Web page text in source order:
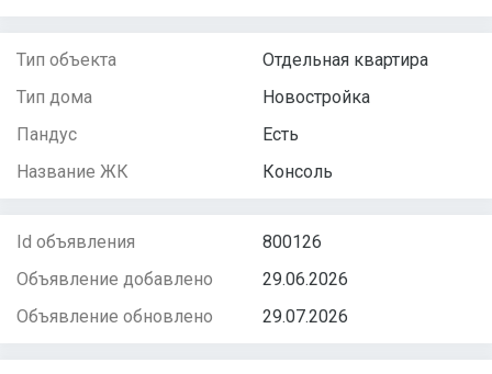
Тип объекта
Отдельная квартира
Тип дома
Новостройка
Пандус
Есть
Название ЖК
Консоль
Id объявления
800126
Объявление добавлено
29.06.2026
Объявление обновлено
29.07.2026